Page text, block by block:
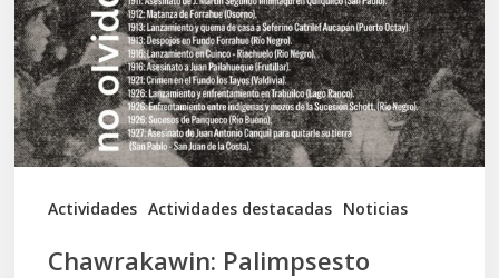
Actividades Actividades destacadas Noticias
través
del
arte
las
tensiones
documentales
Chawrakawin: Palimpsesto